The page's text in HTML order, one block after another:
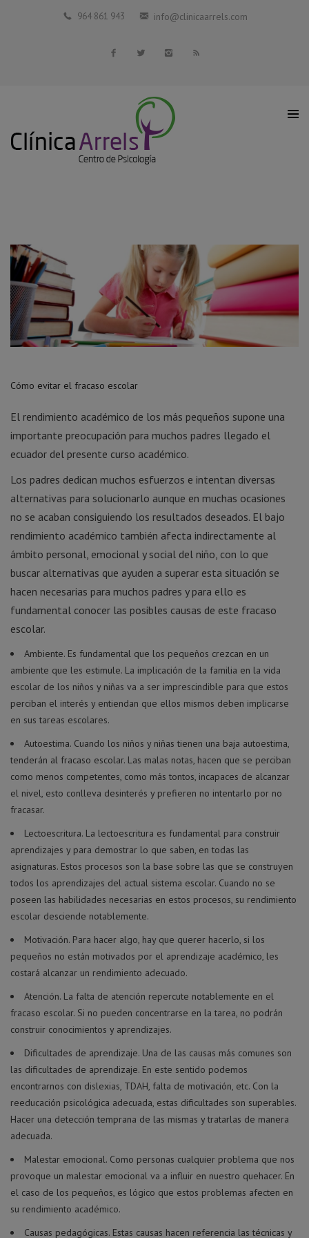
Blog
964 861 943 info@clinicaarrels.com
Cómo evitar el fracaso escolar
El rendimiento académico de los más pequeños supone una
importante preocupación para muchos padres llegado el
ecuador del presente curso académico.
Los padres dedican muchos esfuerzos e intentan diversas
alternativas para solucionarlo aunque en muchas ocasiones
no se acaban consiguiendo los resultados deseados. El bajo
rendimiento académico también afecta indirectamente al
ámbito personal, emocional y social del niño, con lo que
buscar alternativas que ayuden a superar esta situación se
hacen necesarias para muchos padres y para ello es
fundamental conocer las posibles causas de este fracaso
escolar.
Ambiente. Es fundamental que los pequeños crezcan en un
ambiente que les estimule. La implicación de la familia en la vida
escolar de los niños y niñas va a ser imprescindible para que estos
perciban el interés y entiendan que ellos mismos deben implicarse
en sus tareas escolares.
Autoestima. Cuando los niños y niñas tienen una baja autoestima,
tenderán al fracaso escolar. Las malas notas, hacen que se perciban
como menos competentes, como más tontos, incapaces de alcanzar
el nivel, esto conlleva desinterés y prefieren no intentarlo por no
fracasar.
Lectoescritura. La lectoescritura es fundamental para construir
aprendizajes y para demostrar lo que saben, en todas las
asignaturas. Estos procesos son la base sobre las que se construyen
todos los aprendizajes del actual sistema escolar. Cuando no se
poseen las habilidades necesarias en estos procesos, su rendimiento
escolar desciende notablemente.
Motivación. Para hacer algo, hay que querer hacerlo, si los
pequeños no están motivados por el aprendizaje académico, les
costará alcanzar un rendimiento adecuado.
Atención. La falta de atención repercute notablemente en el
fracaso escolar. Si no pueden concentrarse en la tarea, no podrán
construir conocimientos y aprendizajes.
Dificultades de aprendizaje. Una de las causas más comunes son
las dificultades de aprendizaje. En este sentido podemos
encontrarnos con dislexias, TDAH, falta de motivación, etc. Con la
reeducación psicológica adecuada, estas dificultades son superables.
Hacer una detección temprana de las mismas y tratarlas de manera
adecuada.
Malestar emocional. Como personas cualquier problema que nos
provoque un malestar emocional va a influir en nuestro quehacer. En
el caso de los pequeños, es lógico que estos problemas afecten en
su rendimiento académico.
Causas pedagógicas. Estas causas hacen referencia las técnicas y